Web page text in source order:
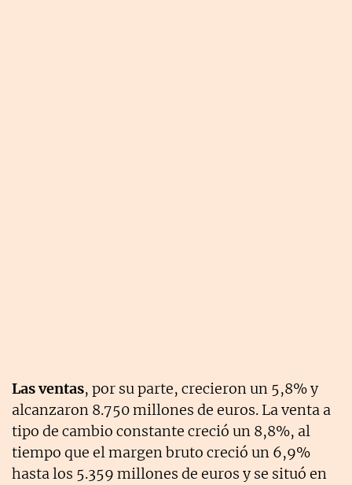
Las ventas, por su parte, crecieron un 5,8% y
alcanzaron 8.750 millones de euros. La venta a
tipo de cambio constante creció un 8,8%, al
tiempo que el margen bruto creció un 6,9%
hasta los 5.359 millones de euros y se situó en